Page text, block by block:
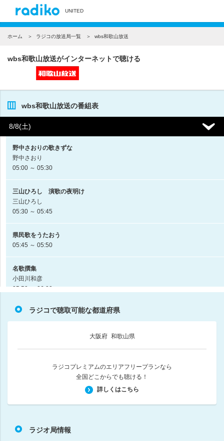
UNITED
ホーム ラジコの放送局一覧 wbs和歌山放送
wbs和歌山放送がインターネットで聴ける
wbs和歌山放送の番組表
8/8(土)
野中さおりの歌きずな
野中さおり
05:00 ～ 05:30
三山ひろし 演歌の夜明け
三山ひろし
05:30 ～ 05:45
県民歌をうたおう
05:45 ～ 05:50
名歌撰集
小田川和彦
05:50 ～ 06:00
はやしべさとし～叙情歌を道連れに～
はやしべさとし
おはよう！ニッポン全国消防団
wbs朗読の時間
ラジコで聴取可能な都道府県
大阪府 和歌山県
ラジコプレミアムのエリアフリープランなら
全国どこからでも聴ける！
詳しくはこちら
ラジオ局情報